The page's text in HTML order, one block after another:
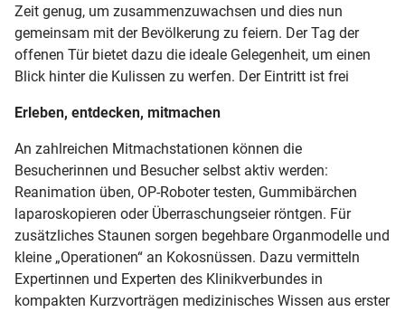
Zeit genug, um zusammenzuwachsen und dies nun
gemeinsam mit der Bevölkerung zu feiern. Der Tag der
offenen Tür bietet dazu die ideale Gelegenheit, um einen
Blick hinter die Kulissen zu werfen. Der Eintritt ist frei
Erleben, entdecken, mitmachen
An zahlreichen Mitmachstationen können die
Besucherinnen und Besucher selbst aktiv werden:
Reanimation üben, OP-Roboter testen, Gummibärchen
laparoskopieren oder Überraschungseier röntgen. Für
zusätzliches Staunen sorgen begehbare Organmodelle und
kleine „Operationen“ an Kokosnüssen. Dazu vermitteln
Expertinnen und Experten des Klinikverbundes in
kompakten Kurzvorträgen medizinisches Wissen aus erster